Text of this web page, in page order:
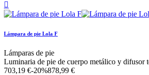

Lámpara de pie Lola F
Lámparas de pie
Luminaria de pie de cuerpo metálico y difusor
703,19 €-20%878,99 €